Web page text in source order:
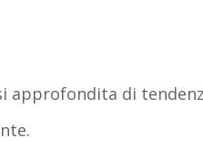
approfondita di